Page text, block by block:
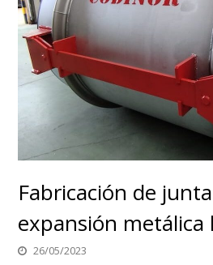
Fabricación de
expansión metálica
26/05/2023